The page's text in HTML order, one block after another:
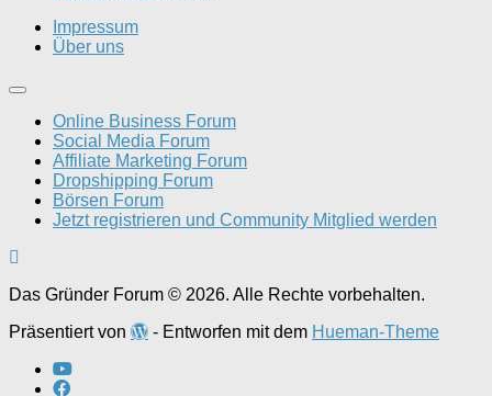
Impressum
Über uns
Online Business Forum
Social Media Forum
Affiliate Marketing Forum
Dropshipping Forum
Börsen Forum
Jetzt registrieren und Community Mitglied werden
Das Gründer Forum © 2026. Alle Rechte vorbehalten.
Präsentiert von
- Entworfen mit dem Hueman-Theme